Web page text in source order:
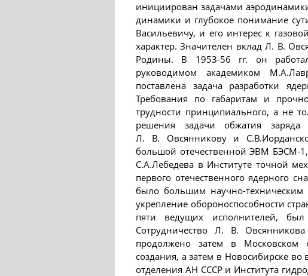
инициирован задачами
динамики и глубокое понимание
Васильевичу, и его интерес к
характер. Значителен вклад Л. В.
Родины. В 1953-56 гг. он работал
руководимом академиком
поставлена задача разработки
Требования по габаритам и
трудности принципиального, а не
решения задачи обжатия
Л. В. Овсянникову и
большой отечественной ЭВМ БЭСМ-
С.А.Лебедева в Институте точной
первого отечественного ядерного
было большим научно-
укрепление обороноспособности
пяти ведущих исполнителей,
Сотрудничество Л. В.
продолжено затем в Московском
создания, а затем в Новосибирске
отделения АН СССР и Института